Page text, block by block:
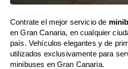
Contrate el mejor servicio de
en Gran Canaria, en cualquier
país. Vehículos elegantes y de
utilizados exclusivamente para
minibuses en Gran Canaria.